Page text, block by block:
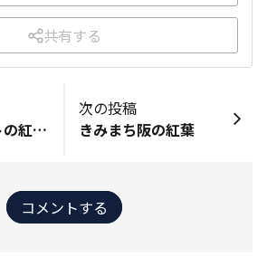
共有する
ドラゴンハットの紅葉 土曜日
次の投稿
きみまち阪の紅葉
コメントする